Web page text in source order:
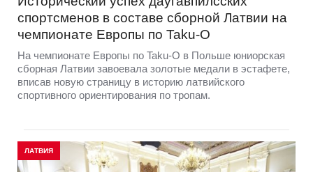
спортсменов в составе сборной Латвии на
чемпионате Европы по Taku-O
На чемпионате Европы по Taku-O в Польше юниорская
сборная Латвии завоевала золотые медали в эстафете,
вписав новую страницу в историю латвийского
спортивного ориентирования по тропам.
ЛАТВИЯ